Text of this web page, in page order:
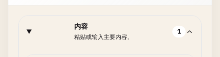
内容
粘贴或输入主要内容。
1